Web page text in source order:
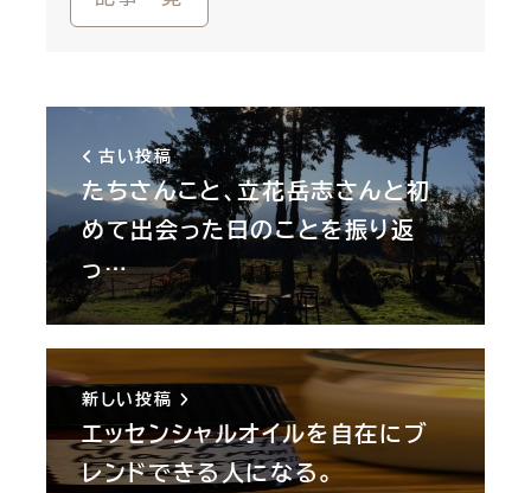
古い投稿
たちさんこと、立花岳志さんと初
めて出会った日のことを振り返
っ…
新しい投稿
エッセンシャルオイルを自在にブ
レンドできる人になる。